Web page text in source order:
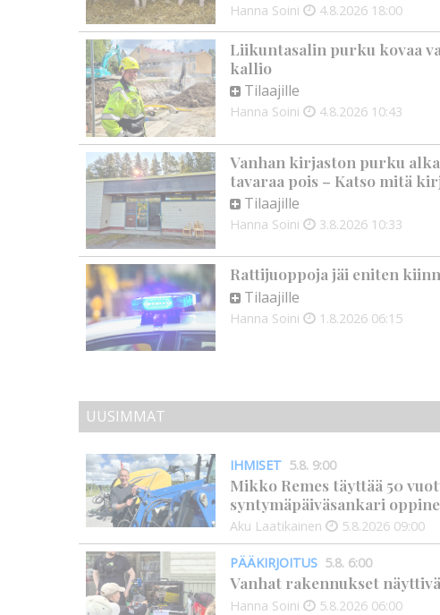
Hanna Soini 4.8.2026 18:00
Liikuntasalin purku kovaa
kallio
Tilaajille
Hanna Soini 4.8.2026 10:43
Vanhan kirjaston purku
tavaraa pois – Katso mitä
Tilaajille
Hanna Soini 3.8.2026 10:33
Rattijuoppoja jäi eniten
Tilaajille
Hanna Soini 1.8.2026 06:15
UUSIMMAT
IHMISET 5.8. 9:00
Mikko Remes täyttää 50
syntymäpäiväsankari
Aku Laatikainen 5.8.2026 09:00
PÄÄKIRJOITUS 5.8. 6:00
Vanhat rakennukset
Hanna Soini 5.8.2026 06:00